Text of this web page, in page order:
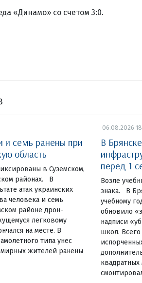
«Динамо» со счетом 3:0.
и семь ранены при
область
в Суземском,
районах. В
атак украинских
человека и семь
районе дрон-
легковому
на месте. В
типа унес
жителей ранены
06.08.2026
В
перед 1
Возле
знака. В
учебному
обновило
надписи
школ.
квадратных